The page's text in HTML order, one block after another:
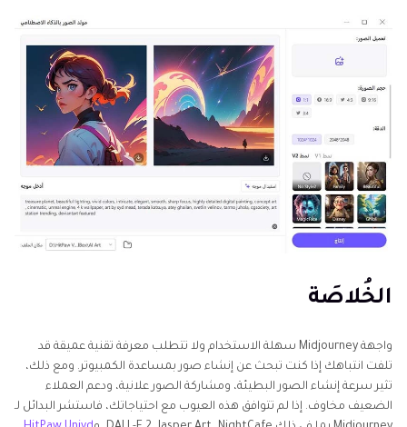
الخُلاصَة
واجهة Midjourney سهلة الاستخدام ولا تتطلب معرفة تقنية عميقة قد
تلفت انتباهك إذا كنت تبحث عن إنشاء صور بمساعدة الكمبيوتر. ومع ذلك،
تثير سرعة إنشاء الصور البطيئة، ومشاركة الصور علانية، ودعم العملاء
الضعيف مخاوف. إذا لم تتوافق هذه العيوب مع احتياجاتك، فاستشر البدائل لـ